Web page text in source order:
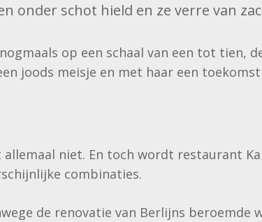
onder schot hield en ze verre van
op een schaal van een tot tien,
joods meisje en met haar een
niet. En toch wordt restaurant
combinaties.
de renovatie van Berlijns beroemde